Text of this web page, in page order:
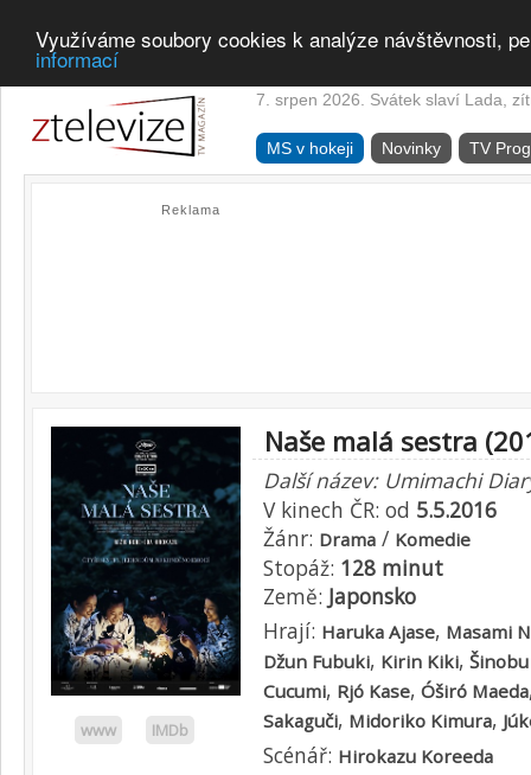
Využíváme soubory cookies k analýze návštěvnosti,
informací
7. srpen 2026. Svátek slaví Lada,
MS v hokeji Novinky TV
Reklama
www IMDb
Naše malá sestra
Další název: Umimachi
V kinech ČR: od 5.5.2016
Žánr: Drama / Komedie
Stopáž: 128 minut
Země: Japonsko
Hrají: Haruka Ajase, Masami
Džun Fubuki, Kirin Kiki,
Cucumi, Rjó Kase, Óširó Maeda
Sakaguči, Midoriko Kimura,
Scénář: Hirokazu Koreeda